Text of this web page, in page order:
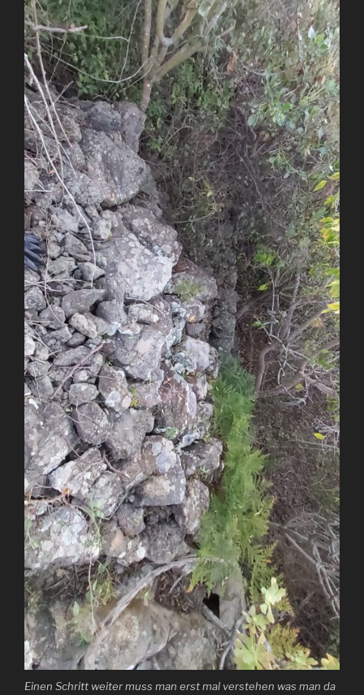
Einen Schritt weiter muss man erst mal verstehen was man da